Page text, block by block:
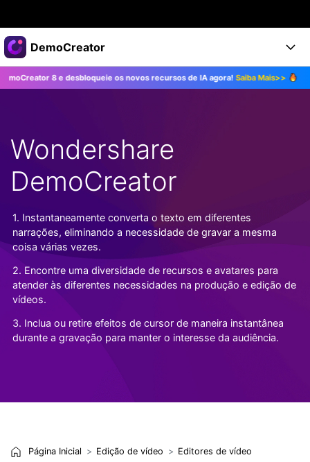
Produtos em destaque
Criatividade digital com IA generativa
Utilitários
Negócios
Sala de imprensa
Loja
Suporte
DemoCreator
Produtos
Recursos
Todos os recursos >
Recursos de IA
Dicas de IA
Todos os recursos de IA >
Soluções
DemoCreator para
Blog
Mais Soluções >
Central de Ajuda
Começe a Usar
Suporte
TESTE GRÁTIS COMPRE AGORA
Entrar
8 e desbloqueie os novos recursos de IA agora!Saiba Mais>> Atualize
Wondershare
DemoCreator
1. Instantaneamente converta o texto em diferentes
narrações, eliminando a necessidade de gravar a mesma
coisa várias vezes.
2. Encontre uma diversidade de recursos e avatares para
atender às diferentes necessidades na produção e edição de
vídeos.
3. Inclua ou retire efeitos de cursor de maneira instantânea
durante a gravação para manter o interesse da audiência.
Página Inicial Edição de vídeo Editores de vídeo